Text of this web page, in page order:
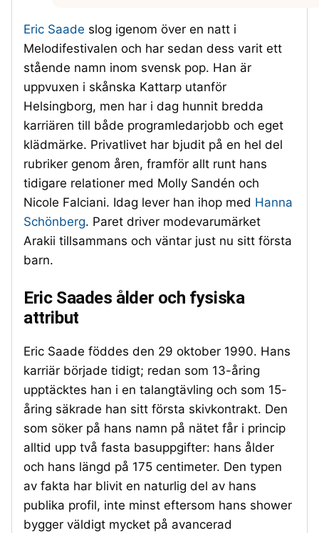
Eric Saade slog igenom över en natt i
Melodifestivalen och har sedan dess varit ett
stående namn inom svensk pop. Han är
uppvuxen i skånska Kattarp utanför
Helsingborg, men har i dag hunnit bredda
karriären till både programledarjobb och eget
klädmärke. Privatlivet har bjudit på en hel del
rubriker genom åren, framför allt runt hans
tidigare relationer med Molly Sandén och
Nicole Falciani. Idag lever han ihop med Hanna
Schönberg. Paret driver modevarumärket
Arakii tillsammans och väntar just nu sitt första
barn.
Eric Saades ålder och fysiska
attribut
Eric Saade föddes den 29 oktober 1990. Hans
karriär började tidigt; redan som 13-åring
upptäcktes han i en talangtävling och som 15-
åring säkrade han sitt första skivkontrakt. Den
som söker på hans namn på nätet får i princip
alltid upp två fasta basuppgifter: hans ålder
och hans längd på 175 centimeter. Den typen
av fakta har blivit en naturlig del av hans
publika profil, inte minst eftersom hans shower
bygger väldigt mycket på avancerad